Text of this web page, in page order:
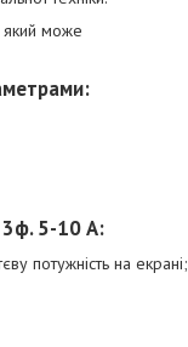
який може
:
3ф. 5-10 А:
потужність на екрані;